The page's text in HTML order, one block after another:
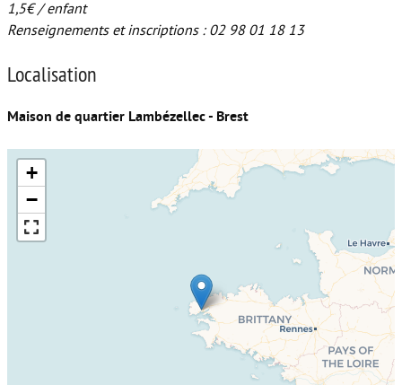
1,5€ / enfant
Renseignements et inscriptions : 02 98 01 18 13
Localisation
Maison de quartier Lambézellec - Brest
+
−